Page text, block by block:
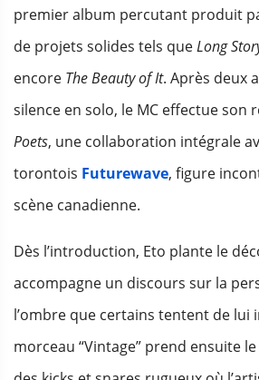
premier album percutant produit
de projets solides tels queLong
encore The Beauty of It. Après deux
silence en solo, le MC effectue son
Poets, une collaboration intégrale
torontois Futurewave, figure
scène canadienne.
Dès l’introduction, Eto plante le
accompagne un discours sur la
l’ombre que certains tentent de lui
morceau “Vintage” prend ensuite